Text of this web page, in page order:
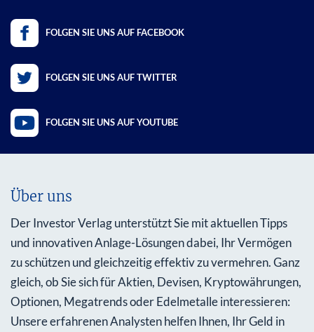
FOLGEN SIE UNS AUF FACEBOOK
FOLGEN SIE UNS AUF TWITTER
FOLGEN SIE UNS AUF YOUTUBE
Über uns
Der Investor Verlag unterstützt Sie mit aktuellen Tipps
und innovativen Anlage-Lösungen dabei, Ihr Vermögen
zu schützen und gleichzeitig effektiv zu vermehren. Ganz
gleich, ob Sie sich für Aktien, Devisen, Kryptowährungen,
Optionen, Megatrends oder Edelmetalle interessieren:
Unsere erfahrenen Analysten helfen Ihnen, Ihr Geld in